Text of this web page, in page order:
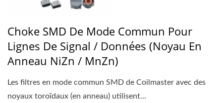
Choke SMD De Mode Commun Pour
Lignes De Signal / Données (noyau En
Anneau NiZn / MnZn)
Les filtres en mode commun SMD de Coilmaster avec des
noyaux toroïdaux (en anneau) utilisent...